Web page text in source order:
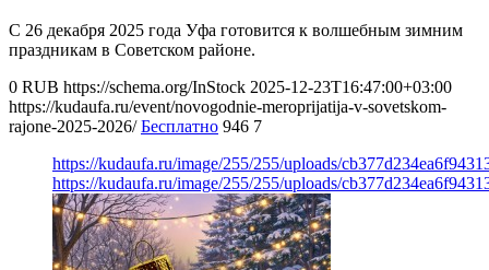
С 26 декабря 2025 года Уфа готовится к волшебным зимним
праздникам в Советском районе.
0 RUB https://schema.org/InStock 2025-12-23T16:47:00+03:00
https://kudaufa.ru/event/novogodnie-meroprijatija-v-sovetskom-
rajone-2025-2026/ Бесплатно 946 7
https://kudaufa.ru/image/255/255/uploads/
https://kudaufa.ru/image/255/255/uploads/